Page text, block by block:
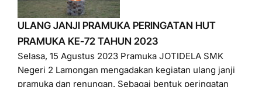
ULANG JANJI PRAMUKA PERINGATAN HUT
PRAMUKA KE-72 TAHUN 2023
Selasa, 15 Agustus 2023 Pramuka JOTIDELA SMK
Negeri 2 Lamongan mengadakan kegiatan ulang janji
pramuka dan renungan. Sebagai bentuk peringatan